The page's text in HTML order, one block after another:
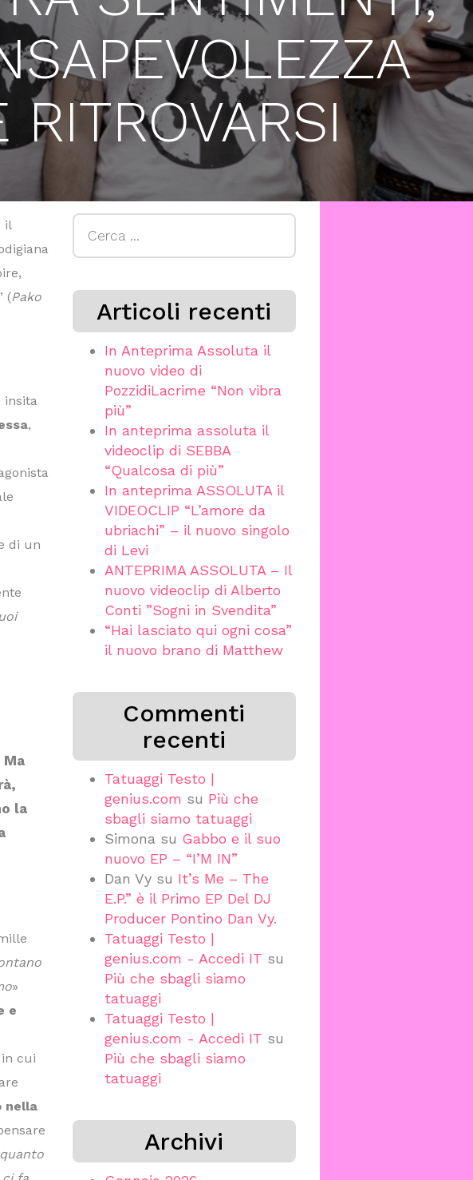
RITROVARSI
il
(Pako
insita
,
di un
la
»
e
cui
nella
quanto
Articoli recenti
In Anteprima Assoluta il
nuovo video di
PozzidiLacrime “Non vibra
più”
In anteprima assoluta il
videoclip di SEBBA
“Qualcosa di più”
In anteprima ASSOLUTA il
VIDEOCLIP “L’amore da
ubriachi” – il nuovo singolo
di Levi
ANTEPRIMA ASSOLUTA – Il
nuovo videoclip di Alberto
Conti ”Sogni in Svendita”
“Hai lasciato qui ogni cosa”
il nuovo brano di Matthew
Commenti
recenti
Tatuaggi Testo |
genius.com su Più che
sbagli siamo tatuaggi
Simona su Gabbo e il suo
nuovo EP – “I’M IN”
Dan Vy su It’s Me – The
E.P.” è il Primo EP Del DJ
Producer Pontino Dan Vy.
Tatuaggi Testo |
genius.com - Accedi IT su
Più che sbagli siamo
tatuaggi
Tatuaggi Testo |
genius.com - Accedi IT su
Più che sbagli siamo
tatuaggi
Archivi